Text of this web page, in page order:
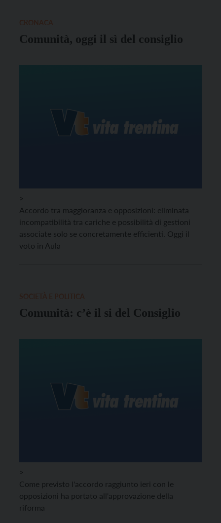
Comunità, oggi il sì del consiglio
>
Accordo tra maggioranza e opposizioni: eliminata
incompatibilità tra cariche e possibilità di gestioni
associate solo se concretamente efficienti. Oggi il
voto in Aula
Comunità: c’è il si del Consiglio
>
Come previsto l'accordo raggiunto ieri con le
opposizioni ha portato all'approvazione della
riforma